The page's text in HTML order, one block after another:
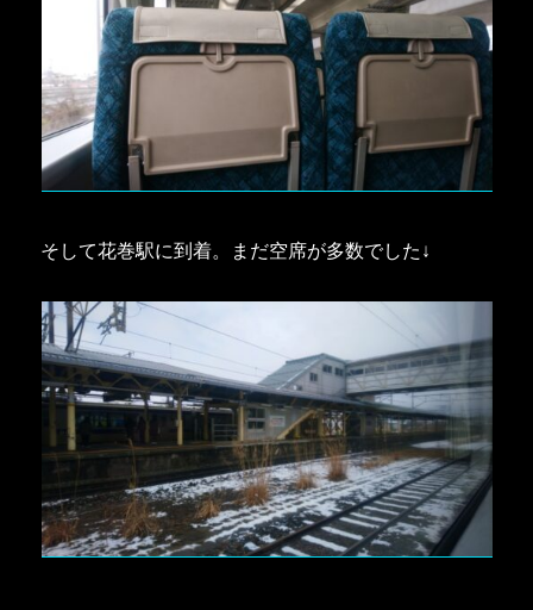
そして花巻駅に到着。まだ空席が多数でした↓